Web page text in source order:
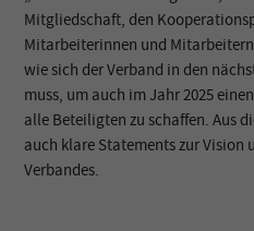
Mitgliedschaft, den
Mitarbeiterinnen und
wie sich der Verband in den
muss, um auch im Jahr 2025
alle Beteiligten zu schaffen. Aus
auch klare Statements zur Vision
Verbandes.